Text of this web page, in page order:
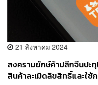
21 สิงหาคม 2024
สงครามยักษ์ค้าปลีกจีนปะ
สินค้าละเมิดลิขสิทธิ์และใ